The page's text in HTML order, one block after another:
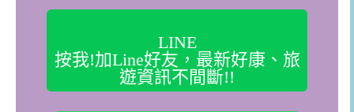
LINE
按我!加Line好友，最新好康、旅
遊資訊不間斷!!